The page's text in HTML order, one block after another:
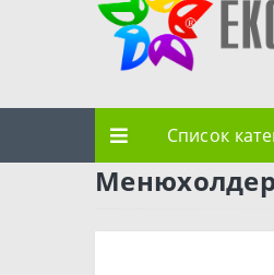
Список
Менюхолдер